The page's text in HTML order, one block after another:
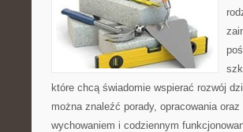
które chcą świadomie wspierać rozwój
można znaleźć porady, opracowania
wychowaniem i codziennym